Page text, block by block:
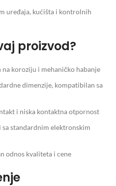
uređaja, kućišta i kontrolnih
proizvod?
koroziju i mehaničko habanje
dimenzije, kompatibilan sa
i niska kontaktna otpornost
standardnim elektronskim
odnos kvaliteta i cene